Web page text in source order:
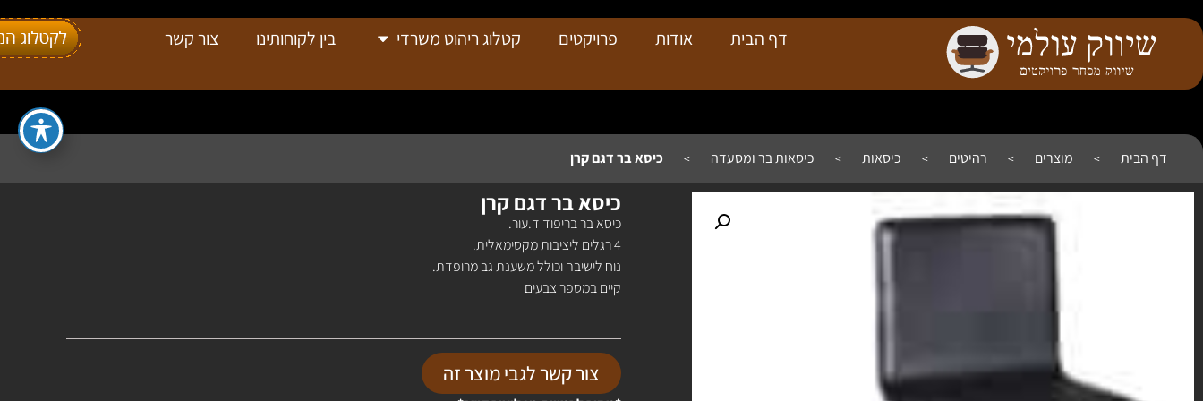
דף הבית אודות פרויקטים קטלוג ריהוט משרדי בין לקוחותינו צור קשר
דף הבית > מוצרים > רהיטים > כיסאות > כיסאות בר ומסעדה > כיסא בר דגם קרן
כיסא בר דגם קרן
כיסא בר בריפוד ד.עור.
4 רגלים ליציבות מקסימאלית.
נוח לישיבה וכולל משענת גב מרופדת.
קיים במספר צבעים
צור קשר לגבי מוצר זה